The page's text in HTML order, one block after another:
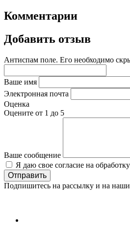
Комментарии
Добавить отзыв
Антиспам поле. Его необходимо
Ваше имя
Электронная почта
Оценка
Оцените от 1 до 5
Ваше сообщение
Я даю свое согласие на
Подпишитесь на рассылку и на